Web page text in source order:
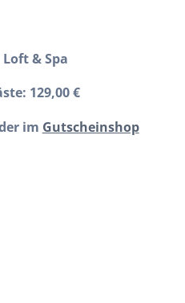
& Spa
129,00 €
im Gutscheinshop